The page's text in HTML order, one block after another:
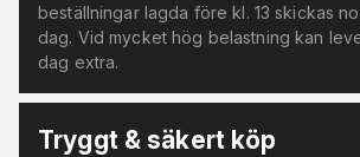
beställningar lagda före kl. 13 skickas
dag. Vid mycket hög belastning kan
dag extra.
Tryggt & säkert köp